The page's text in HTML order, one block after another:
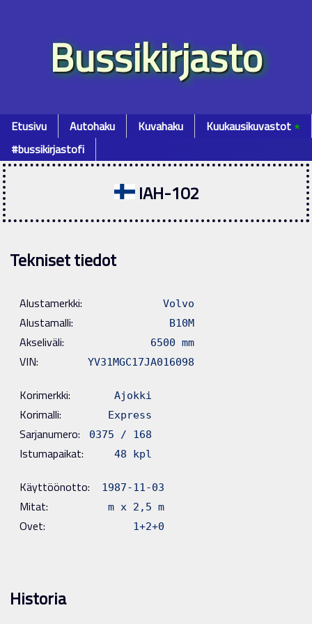
Bussikirjasto
Etusivu Autohaku Kuvahaku Kuukausikuvastot٭
#bussikirjastofi
IAH-102
Tekniset tiedot
Alustamerkki: Volvo
Alustamalli: B10M
Akseliväli: 6500 mm
VIN: YV31MGC17JA016098
Korimerkki: Ajokki
Korimalli: Express
Sarjanumero: 0375 / 168
Istumapaikat: 48 kpl
Käyttöönotto: 1987-11-03
Mitat: m x 2,5 m
Ovet: 1+2+0
Historia